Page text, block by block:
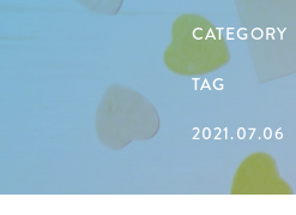
CATEGORY
TAG
2021.07.06